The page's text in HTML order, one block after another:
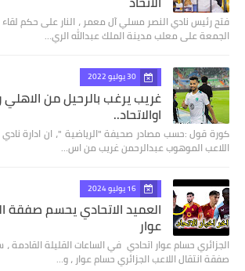
فتح رئيس نادي النصر مسلي آل معمر ، النار على حكم لقاء
الجمعة على معلب مدينة الملك عبدالله الري…
30 يوليو 2022
غريب يرغب بالرحيل من الاهلي
اوالاتحاد..
كورة قول :حسب مصادر صحيفة "الرياضية "، ان ادارة
اللاعب الموهوب عبدالرحمن غريب من اس…
16 يوليو 2024
العميد الاتحادي يحسم صفقة
عوار
الجزائري حسام عوار اتحادي في الساعات القليلة القادمة
صفقة انتقال اللاعب الجزائري حسام عوار ، و…